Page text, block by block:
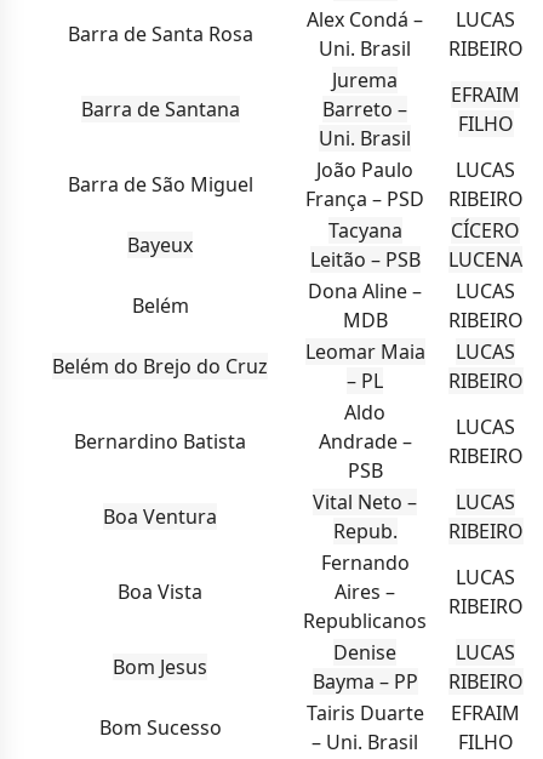
Barra de Santa Rosa
Alex Condá –
Uni. Brasil
LUCAS
RIBEIRO
Barra de Santana
Jurema
Barreto –
Uni. Brasil
EFRAIM
FILHO
Barra de São Miguel
João Paulo
França – PSD
LUCAS
RIBEIRO
Bayeux
Tacyana
Leitão – PSB
CÍCERO
LUCENA
Belém
Dona Aline –
MDB
LUCAS
RIBEIRO
Belém do Brejo do Cruz
Leomar Maia
– PL
LUCAS
RIBEIRO
Bernardino Batista
Aldo
Andrade –
PSB
LUCAS
RIBEIRO
Boa Ventura
Vital Neto –
Repub.
LUCAS
RIBEIRO
Boa Vista
Fernando
Aires –
Republicanos
LUCAS
RIBEIRO
Bom Jesus
Denise
Bayma – PP
LUCAS
RIBEIRO
Bom Sucesso
Tairis Duarte
– Uni. Brasil
EFRAIM
FILHO